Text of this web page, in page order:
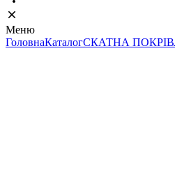
Меню
ГоловнаКаталогСКАТНА